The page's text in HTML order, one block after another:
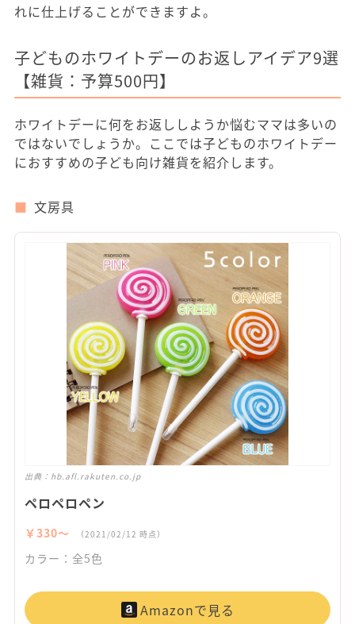
れに仕上げることができますよ。
子どものホワイトデーのお返しアイデア9選
【雑貨：予算500円】
ホワイトデーに何をお返ししようか悩むママは多いの
ではないでしょうか。ここでは子どものホワイトデー
におすすめの子ども向け雑貨を紹介します。
文房具
出典： hb.afl.rakuten.co.jp
ペロペロペン
￥330〜 （2021/02/12 時点）
カラー：全5色
Amazonで見る